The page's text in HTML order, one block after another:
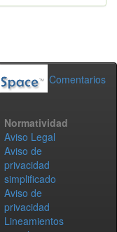
Comentarios
Normatividad
Aviso Legal
Aviso de
privacidad
simplificado
Aviso de
privacidad
Lineamientos